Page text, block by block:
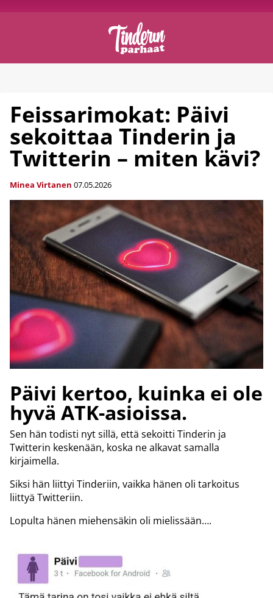
Feissarimokat: Päivi
sekoittaa Tinderin ja
Twitterin – miten kävi?
Minea Virtanen 07.05.2026
Päivi kertoo, kuinka ei ole
hyvä ATK-asioissa.
Sen hän todisti nyt sillä, että sekoitti Tinderin ja
Twitterin keskenään, koska ne alkavat samalla
kirjaimella.
Siksi hän liittyi Tinderiin, vaikka hänen oli tarkoitus
liittyä Twitteriin.
Lopulta hänen miehensäkin oli mielissään….